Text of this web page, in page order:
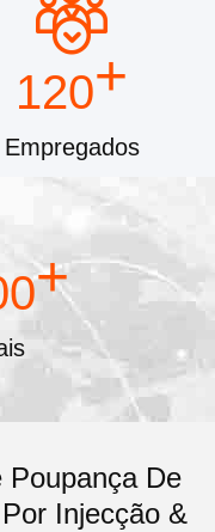
120+
Empregados
+
Poupança De
Injecção &